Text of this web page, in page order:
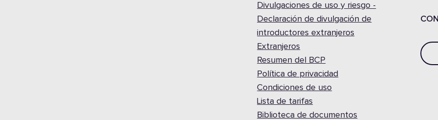
Divulgaciones de uso y riesgo -
Declaración de divulgación de
introductores extranjeros
Extranjeros
Resumen del BCP
Política de privacidad
Condiciones de uso
Lista de tarifas
Biblioteca de documentos